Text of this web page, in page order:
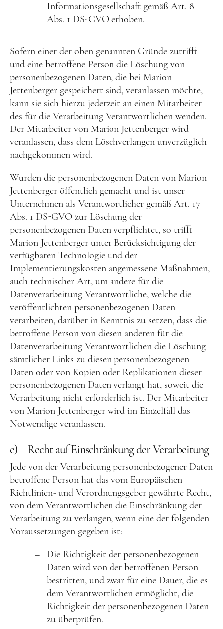
Informationsgesellschaft gemäß Art. 8
Abs. 1 DS-GVO erhoben.
Sofern einer der oben genannten Gründe zutrifft
und eine betroffene Person die Löschung von
personenbezogenen Daten, die bei Marion
Jettenberger gespeichert sind, veranlassen möchte,
kann sie sich hierzu jederzeit an einen Mitarbeiter
des für die Verarbeitung Verantwortlichen wenden.
Der Mitarbeiter von Marion Jettenberger wird
veranlassen, dass dem Löschverlangen unverzüglich
nachgekommen wird.
Wurden die personenbezogenen Daten von Marion
Jettenberger öffentlich gemacht und ist unser
Unternehmen als Verantwortlicher gemäß Art. 17
Abs. 1 DS-GVO zur Löschung der
personenbezogenen Daten verpflichtet, so trifft
Marion Jettenberger unter Berücksichtigung der
verfügbaren Technologie und der
Implementierungskosten angemessene Maßnahmen,
auch technischer Art, um andere für die
Datenverarbeitung Verantwortliche, welche die
veröffentlichten personenbezogenen Daten
verarbeiten, darüber in Kenntnis zu setzen, dass die
betroffene Person von diesen anderen für die
Datenverarbeitung Verantwortlichen die Löschung
sämtlicher Links zu diesen personenbezogenen
Daten oder von Kopien oder Replikationen dieser
personenbezogenen Daten verlangt hat, soweit die
Verarbeitung nicht erforderlich ist. Der Mitarbeiter
von Marion Jettenberger wird im Einzelfall das
Notwendige veranlassen.
e) Recht auf Einschränkung der Verarbeitung
Jede von der Verarbeitung personenbezogener Daten
betroffene Person hat das vom Europäischen
Richtlinien- und Verordnungsgeber gewährte Recht,
von dem Verantwortlichen die Einschränkung der
Verarbeitung zu verlangen, wenn eine der folgenden
Voraussetzungen gegeben ist:
Die Richtigkeit der personenbezogenen
Daten wird von der betroffenen Person
bestritten, und zwar für eine Dauer, die es
dem Verantwortlichen ermöglicht, die
Richtigkeit der personenbezogenen Daten
zu überprüfen.